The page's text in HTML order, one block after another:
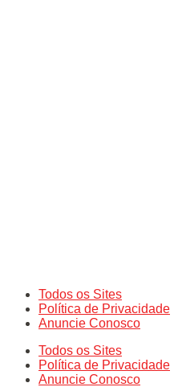
Todos os Sites
Política de Privacidade
Anuncie Conosco
Todos os Sites
Política de Privacidade
Anuncie Conosco